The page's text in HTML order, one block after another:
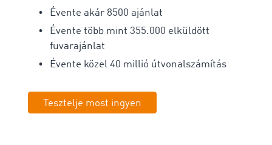
Évente akár 8500 ajánlat
Évente több mint 355.000 elküldött
fuvarajánlat
Évente közel 40 millió útvonalszámítás
Tesztelje most ingyen